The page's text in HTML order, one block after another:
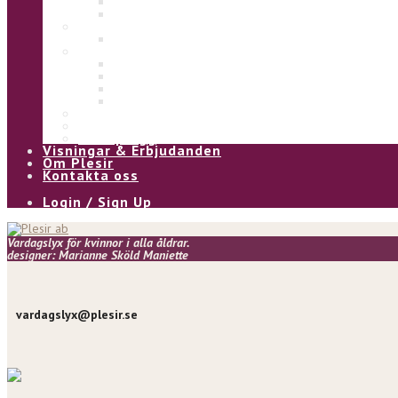
Visningar & Erbjudanden
Om Plesir
Kontakta oss
Login / Sign Up
Vardagslyx för kvinnor i alla åldrar.
designer: Marianne Sköld Maniette
vardagslyx@plesir.se